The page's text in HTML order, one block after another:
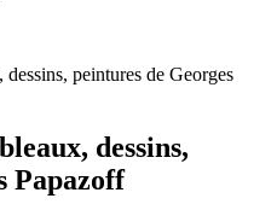
peintures de Georges
dessins,
Papazoff